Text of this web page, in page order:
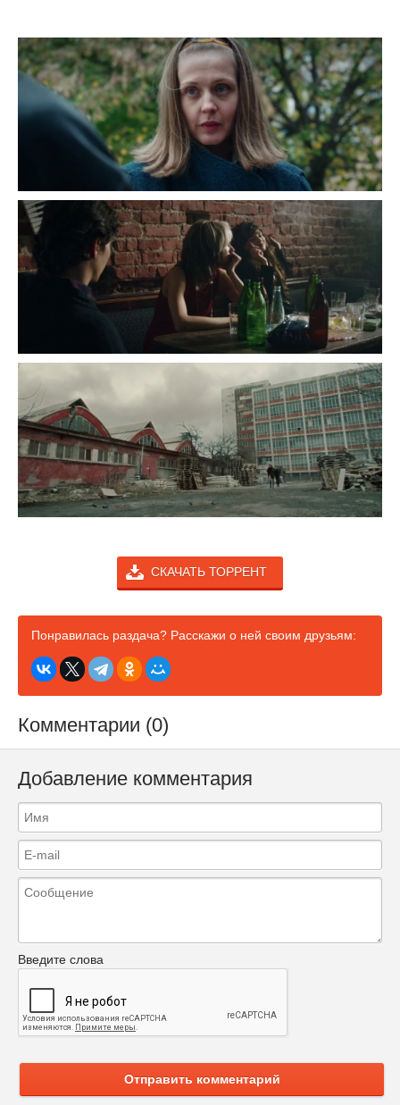
СКАЧАТЬ ТОРРЕНТ
Понравилась раздача? Расскажи о ней своим друзьям:
Комментарии (0)
Добавление комментария
Введите слова
Отправить комментарий